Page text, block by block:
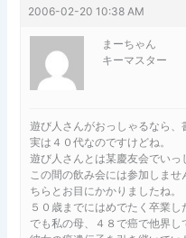
2006-02-20 10:38 AM
まーちゃん
キーマスター
遊び人さんがおっしゃるなら、
実は４０代なのですけどね。
遊び人さんとは某慶友会でいっ
この間の飲み会には参加しませ
ちらとお目にかかりましたね。
５０歳までにはめでたく卒業し
でも私の母、４８で癌で他界し